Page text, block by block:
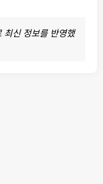
신 정보를 반영했